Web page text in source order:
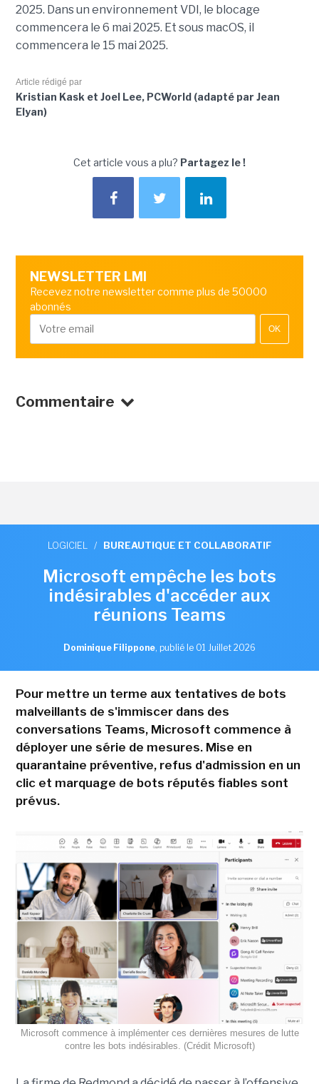
2025. Dans un environnement VDI, le blocage
commencera le 6 mai 2025. Et sous macOS, il
commencera le 15 mai 2025.
Article rédigé par
Kristian Kask et Joel Lee, PCWorld (adapté par Jean
Elyan)
Cet article vous a plu? Partagez le !
NEWSLETTER LMI
Recevez notre newsletter comme plus de 50000
abonnés
OK
Commentaire
LOGICIEL / BUREAUTIQUE ET COLLABORATIF
Microsoft empêche les bots
indésirables d'accéder aux
réunions Teams
Dominique Filippone, publié le 01 Juillet 2026
Pour mettre un terme aux tentatives de bots
malveillants de s'immiscer dans des
conversations Teams, Microsoft commence à
déployer une série de mesures. Mise en
quarantaine préventive, refus d'admission en un
clic et marquage de bots réputés fiables sont
prévus.
Microsoft commence à implémenter ces dernières mesures de lutte
contre les bots indésirables. (Crédit Microsoft)